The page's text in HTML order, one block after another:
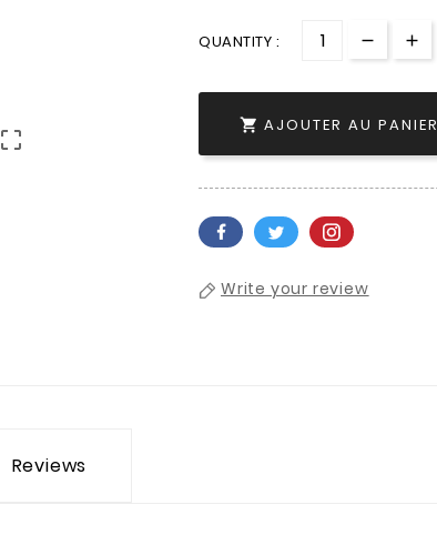

QUANTITY :
 AJOUTER AU PANIER
Write your review
Reviews